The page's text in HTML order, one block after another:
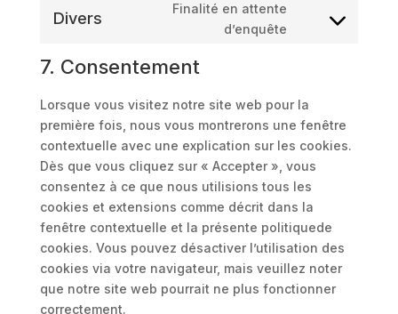
service
Divers
Finalité en attente
d’enquête
Consent
7. Consentement
Lorsque vous visitez notre site web pour la
première fois, nous vous montrerons une fenêtre
contextuelle avec une explication sur les cookies.
Dès que vous cliquez sur « Accepter », vous
consentez à ce que nous utilisions tous les
cookies et extensions comme décrit dans la
fenêtre contextuelle et la présente politiquede
cookies. Vous pouvez désactiver l’utilisation des
cookies via votre navigateur, mais veuillez noter
que notre site web pourrait ne plus fonctionner
correctement.